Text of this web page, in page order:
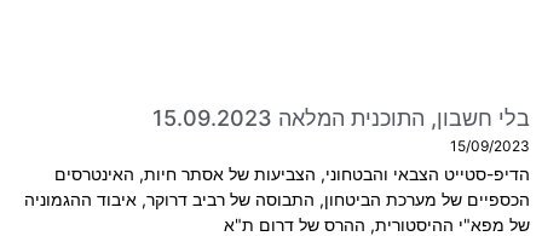
בלי חשבון, התוכנית המלאה 15.09.2023
15/09/2023
הדיפ-סטייט הצבאי והבטחוני, הצביעות של אסתר חיות, האינטרסים
הכספיים של מערכת הביטחון, התבוסה של רביב דרוקר, איבוד ההגמוניה
של מפא"י ההיסטורית, ההרס של דרום ת"א